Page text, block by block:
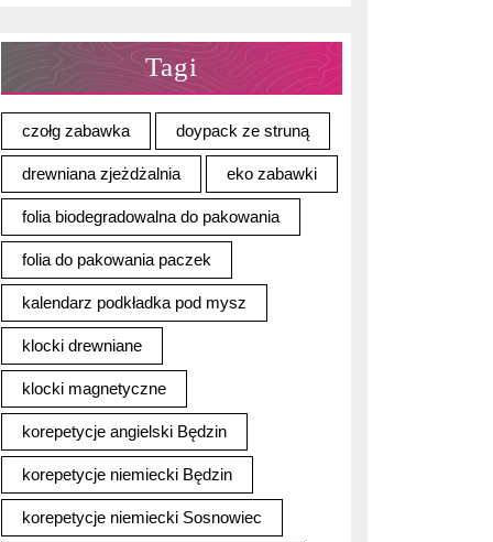
Tagi
czołg zabawka doypack ze struną
drewniana zjeżdżalnia eko zabawki
folia biodegradowalna do pakowania
folia do pakowania paczek
kalendarz podkładka pod mysz
klocki drewniane
klocki magnetyczne
korepetycje angielski Będzin
korepetycje niemiecki Będzin
korepetycje niemiecki Sosnowiec